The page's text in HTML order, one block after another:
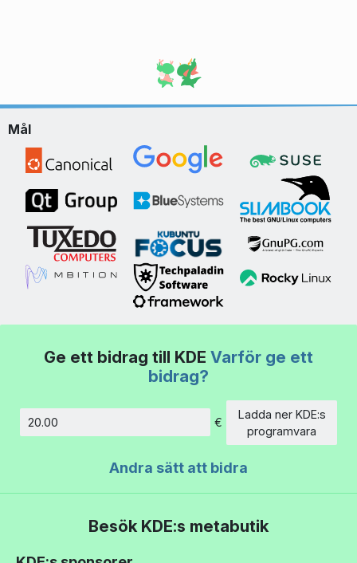
Mål
Ge ett bidrag till KDE Varför ge ett
bidrag?
€
Ladda ner KDE:s
programvara
Andra sätt att bidra
Besök KDE:s metabutik